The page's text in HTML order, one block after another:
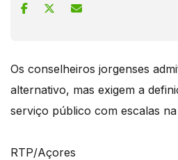
Os conselheiros jorgenses
alternativo, mas exigem a
serviço público com escalas na
RTP/Açores